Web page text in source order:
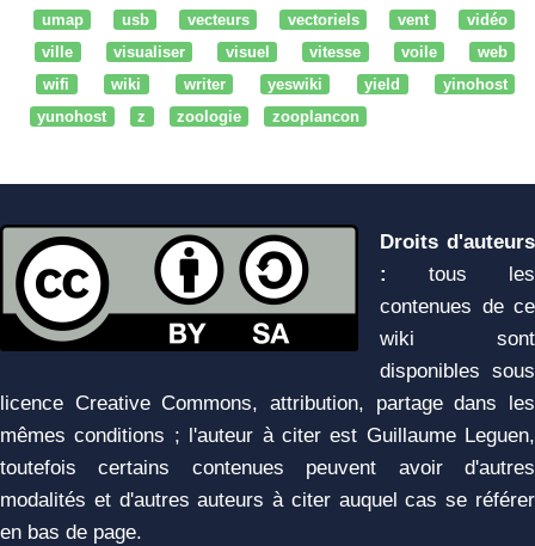
umap
usb vecteurs vectoriels vent
vidéo
ville
visualiser visuel vitesse voile
web
wifi
wiki writer yeswiki yield
yinohost
yunohost
z zoologie zooplancon
Droits d'auteurs
:
tous les
contenues de ce
wiki sont
disponibles sous
licence Creative Commons, attribution, partage dans les
mêmes conditions ; l'auteur à citer est Guillaume Leguen,
toutefois certains contenues peuvent avoir d'autres
modalités et d'autres auteurs à citer auquel cas se référer
en bas de page.